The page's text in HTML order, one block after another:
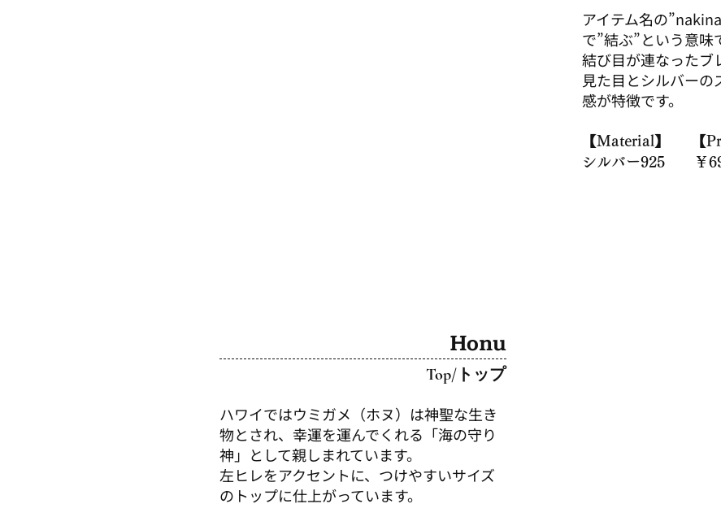
アイテム名の
で”結ぶ”という意味
結び目が連なったブ
見た目とシルバー
感が特徴です。
【Material】
シルバー925
【
￥
Honu
Top/ ​トップ
ハワイではウミガメ（ホヌ）は神聖な生き
物とされ、幸運を運んでくれる「海の守り
神」として親しまれています。
​左ヒレをアクセントに、つけやすいサイズ
のトップに仕上がっています。